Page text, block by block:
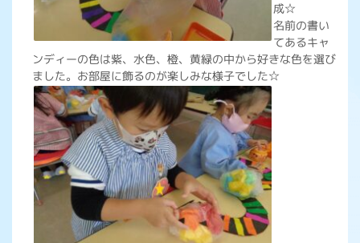
成☆
名前の書い
てあるキャ
ンディーの色は紫、水色、橙、黄緑の中から好きな色を選び
ました。お部屋に飾るのが楽しみな様子でした☆